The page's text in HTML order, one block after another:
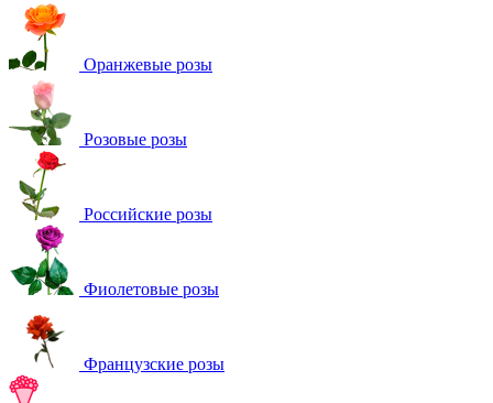
Оранжевые розы
Розовые розы
Российские розы
Фиолетовые розы
Французские розы